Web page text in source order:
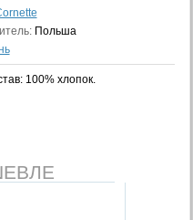
Польша
100% хлопок.